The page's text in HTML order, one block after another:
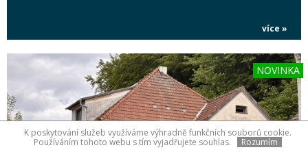
více »
NOVINKA
K poskytování služeb využíváme výhradně funkčních souborů cookie.
Používáním tohoto webu s tím vyjadřujete souhlas.
Rozumím